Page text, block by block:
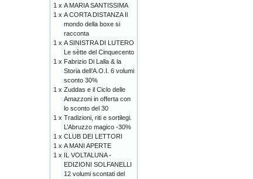
1 x A MARIA SANTISSIMA
1 x A CORTA DISTANZA Il
mondo della boxe si
racconta
1 x A SINISTRA DI LUTERO
Le sètte del Cinquecento
1 x Fabrizio Di Lalla & la
Storia dell’A.O.I. 6 volumi
sconto 30%
1 x Zuddas e il Ciclo delle
Amazzoni in offerta con
lo sconto del 30
1 x Tradizioni, riti e sortilegi.
L’Abruzzo magico -30%
1 x CLUB DEI LETTORI
1 x A MANI APERTE
1 x IL VOLTALUNA -
EDIZIONI SOLFANELLI
12 volumi scontati del